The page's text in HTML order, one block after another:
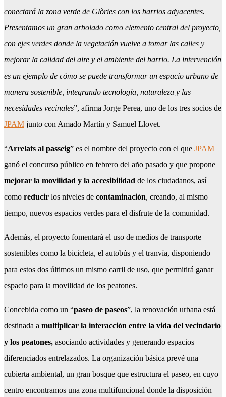
conectará la zona verde de Glòries con los barrios adyacentes.
Presentamos un gran arbolado como elemento central del proyecto,
con ejes verdes donde la vegetación vuelve a tomar las calles y
mejorar la calidad del aire y el ambiente del barrio. La intervención
es un ejemplo de cómo se puede transformar un espacio urbano de
manera sostenible, integrando tecnología, naturaleza y las
necesidades vecinales”, afirma Jorge Perea, uno de los tres socios de
JPAM junto con Amado Martín y Samuel Llovet.
“Arrelats al passeig” es el nombre del proyecto con el que JPAM
ganó el concurso público en febrero del año pasado y que propone
mejorar la movilidad y la accesibilidad de los ciudadanos, así
como reducir los niveles de contaminación, creando, al mismo
tiempo, nuevos espacios verdes para el disfrute de la comunidad.
Además, el proyecto fomentará el uso de medios de transporte
sostenibles como la bicicleta, el autobús y el tranvía, disponiendo
para estos dos últimos un mismo carril de uso, que permitirá ganar
espacio para la movilidad de los peatones.
Concebida como un “paseo de paseos”, la renovación urbana está
destinada a multiplicar la interacción entre la vida del vecindario
y los peatones, asociando actividades y generando espacios
diferenciados entrelazados. La organización básica prevé una
cubierta ambiental, un gran bosque que estructura el paseo, en cuyo
centro encontramos una zona multifuncional donde la disposición